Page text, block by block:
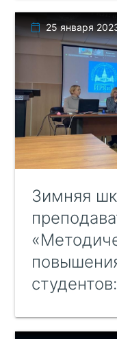
25 января
Зимняя